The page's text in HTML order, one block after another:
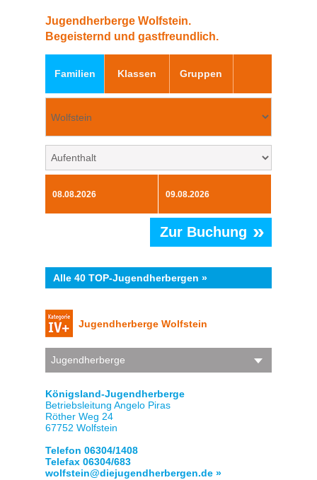
Jugendherberge Wolfstein.
Begeisternd und gastfreundlich.
Familien Klassen Gruppen
Zur Buchung »
Alle 40 TOP-Jugendherbergen »
Jugendherberge Wolfstein
Jugendherberge
Königsland-Jugendherberge
Betriebsleitung Angelo Piras
Röther Weg 24
67752 Wolfstein
Telefon 06304/1408
Telefax 06304/683
wolfstein@diejugendherbergen.de »